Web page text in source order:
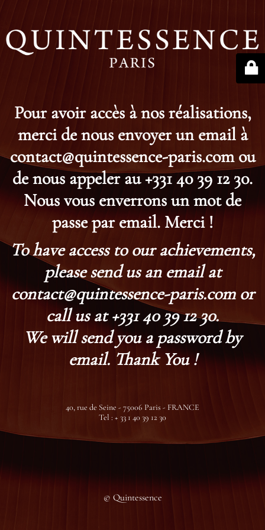
Pour avoir accès à nos réalisations,
merci de nous envoyer un email à
contact@quintessence-paris.com ou
de nous appeler au +331 40 39 12 30.
Nous vous enverrons un mot de
passe par email. Merci !
To have access to our achievements,
please send us an email at
contact@quintessence-paris.com or
call us at +331 40 39 12 30.
We will send you a password by
email. Thank You !
40, rue de Seine - 75006 Paris - FRANCE
Tel : + 33 1 40 39 12 30
© Quintessence